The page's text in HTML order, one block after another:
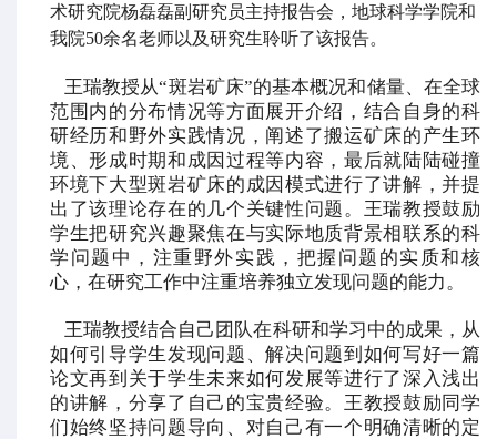
术研究院杨磊磊副研究员主持报告会，地球科学学院和
我院50余名老师以及研究生聆听了该报告。
王瑞教授从“斑岩矿床”的基本概况和储量、在全球
范围内的分布情况等方面展开介绍，结合自身的科
研经历和野外实践情况，阐述了搬运矿床的产生环
境、形成时期和成因过程等内容，最后就陆陆碰撞
环境下大型斑岩矿床的成因模式进行了讲解，并提
出了该理论存在的几个关键性问题。王瑞教授鼓励
学生把研究兴趣聚焦在与实际地质背景相联系的科
学问题中，注重野外实践，把握问题的实质和核
心，在研究工作中注重培养独立发现问题的能力。
王瑞教授结合自己团队在科研和学习中的成果，从
如何引导学生发现问题、解决问题到如何写好一篇
论文再到关于学生未来如何发展等进行了深入浅出
的讲解，分享了自己的宝贵经验。王教授鼓励同学
们始终坚持问题导向、对自己有一个明确清晰的定